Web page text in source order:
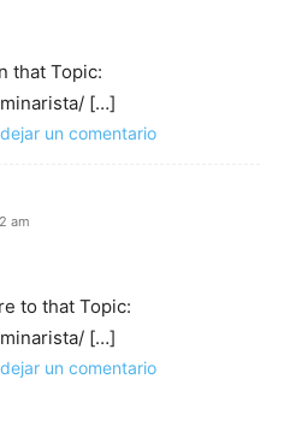
that Topic:
[…]
un comentario
am
to that Topic:
[…]
un comentario